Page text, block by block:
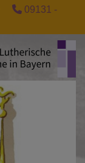
09131 -